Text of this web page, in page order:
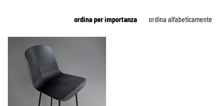
ordina alfabeticamente
ordina per importanza